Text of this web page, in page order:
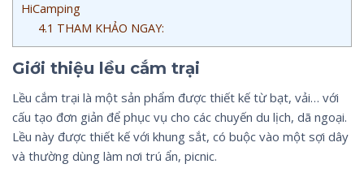
HiCamping
4.1 THAM KHẢO NGAY:
Giới thiệu lều cắm trại
Lều cắm trại là một sản phẩm được thiết kế từ bạt, vải… với
cấu tạo đơn giản để phục vụ cho các chuyến du lịch, dã ngoại.
Lều này được thiết kế với khung sắt, có buộc vào một sợi dây
và thường dùng làm nơi trú ẩn, picnic.